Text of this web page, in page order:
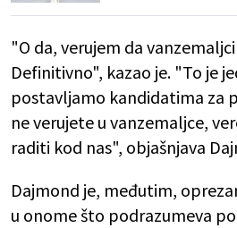
"O da, verujem da
Definitivno", kazao je. "To je
postavljamo kandidatima za
ne verujete u vanzemaljce,
raditi kod nas", objašnjava
Dajmond je, međutim,
u onome što podrazumeva